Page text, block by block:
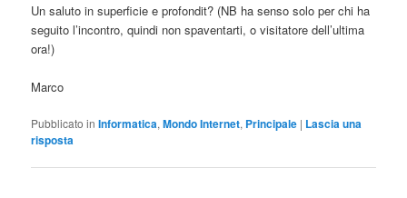
Un saluto in superficie e profondit? (NB ha senso solo per chi ha
seguito l’incontro, quindi non spaventarti, o visitatore dell’ultima
ora!)
Marco
Pubblicato in Informatica,Mondo Internet, Principale | Lascia una
risposta